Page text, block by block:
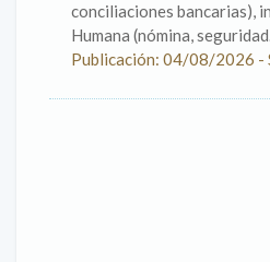
conciliaciones bancarias),
Humana (nómina,
Publicación: 04/08/2026 -